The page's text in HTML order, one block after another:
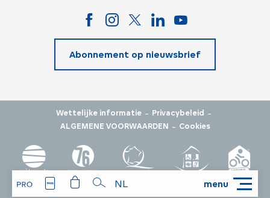
menu
NL
Abonnement op nieuwsbrief
Wettelijke informatie - Privacybeleid -
ALGEMENE VOORWAARDEN - Cookies